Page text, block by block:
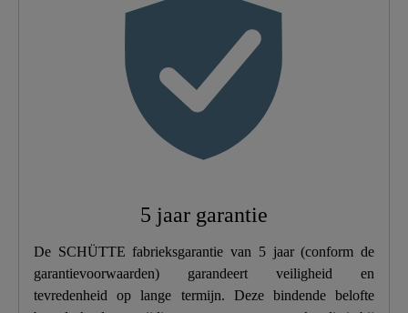
Hoge Druk
1,5 Kg
5 jaar garantie
De SCHÜTTE fabrieksgarantie van 5 jaar (conform de
garantievoorwaarden) garandeert veiligheid en
tevredenheid op lange termijn. Deze bindende belofte